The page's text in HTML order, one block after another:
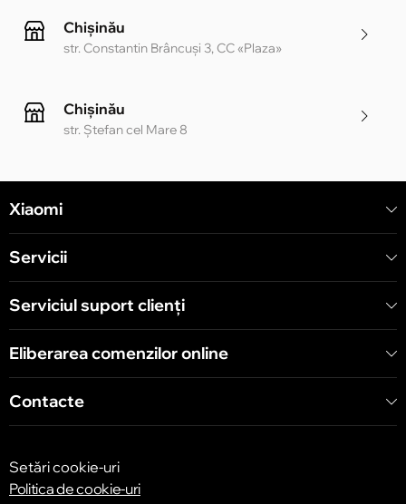
Chișinău
str. Constantin Brâncuși 3, CC «Plaza»
Chișinău
str. Ștefan cel Mare 8
Chișinău
str. Arborilor 21, CC «Shopping MallDova»
Xiaomi
Servicii
Serviciul suport clienţi
Eliberarea comenzilor online
Contacte
Setări cookie-uri
Politica de cookie-uri